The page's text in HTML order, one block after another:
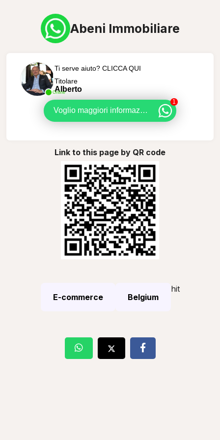
Abeni Immobiliare
Online
Ti serve aiuto? CLICCA QUI
Titolare
Alberto
Voglio maggiori informazioni
1
Link to this page by QR code
E-commerce Belgium
hit